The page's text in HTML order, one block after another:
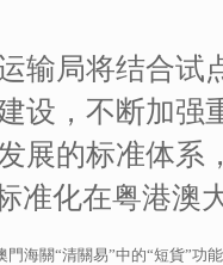
输局将结合试
设，不断加强
展的标准体系
准化在粤港澳
門海關“清關易”中的“短貨”功